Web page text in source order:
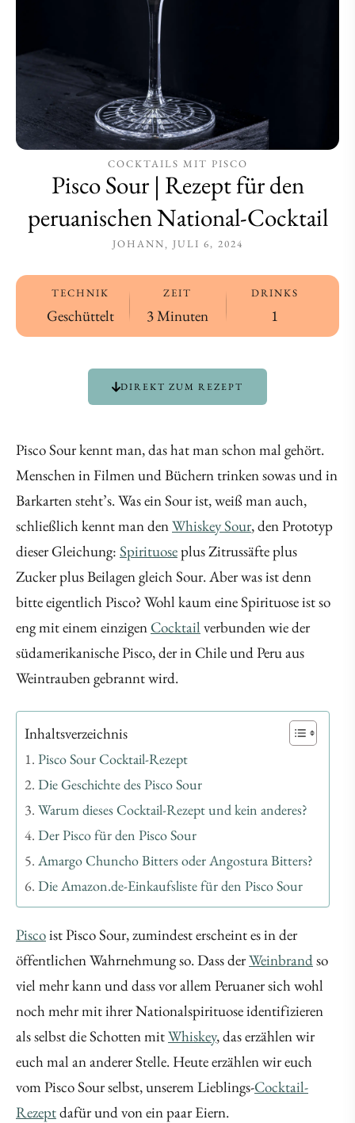
Cocktail
Cocktail
COCKTAILS MIT PISCO
Pisco Sour | Rezept für den
peruanischen National-Cocktail
JOHANN JULI 6, 2024
TECHNIK
Geschüttelt
ZEIT
3 Minuten
DRINKS
1
DIREKT ZUM REZEPT
Pisco Sour kennt man, das hat man schon mal gehört.
Menschen in Filmen und Büchern trinken sowas und in
Barkarten steht’s. Was ein Sour ist, weiß man auch,
schließlich kennt man denWhiskey Sour, den Prototyp
dieser Gleichung: Spirituoseplus Zitrussäfte plus
Zucker plus Beilagen gleich Sour. Aber was ist denn
bitte eigentlich Pisco? Wohl kaum eine Spirituose ist so
eng mit einem einzigen Cocktail verbunden wie der
südamerikanische Pisco, der in Chile und Peru aus
Weintrauben gebrannt wird.
Inhaltsverzeichnis
Pisco Sour Cocktail-Rezept
Die Geschichte des Pisco Sour
Warum dieses Cocktail-Rezept und kein anderes?
Der Pisco für den Pisco Sour
Amargo Chuncho Bitters oder Angostura Bitters?
Die Amazon.de-Einkaufsliste für den Pisco Sour
Piscoist Pisco Sour, zumindest erscheint es in der
öffentlichen Wahrnehmung so. Dass derWeinbrandso
viel mehr kann und dass vor allem Peruaner sich wohl
noch mehr mit ihrer Nationalspirituose identifizieren
als selbst die Schotten mitWhiskey, das erzählen wir
euch mal an anderer Stelle. Heute erzählen wir euch
vom Pisco Sour selbst, unserem Lieblings-Cocktail-
Rezeptdafür und von ein paar Eiern.